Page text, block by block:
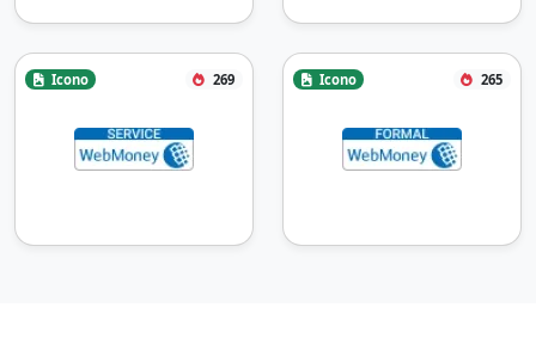
Icono 269 Icono 265